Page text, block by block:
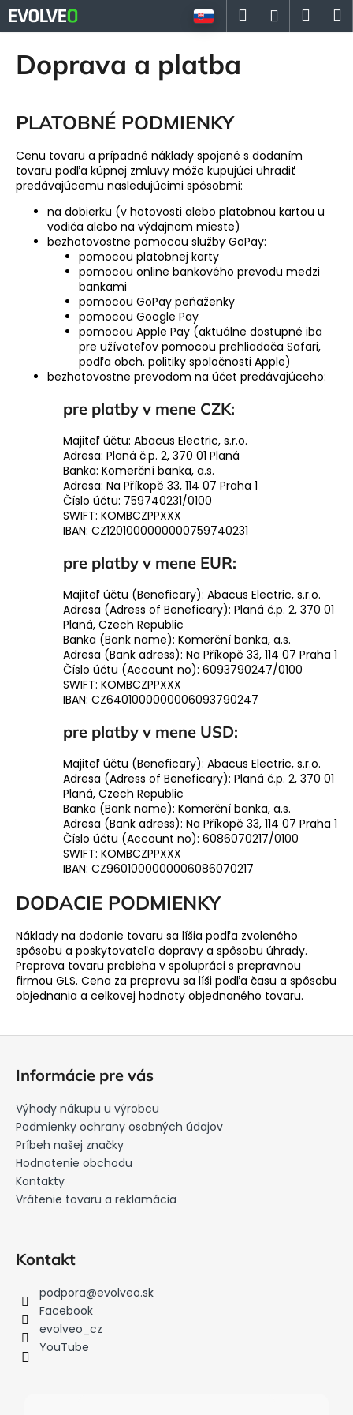
Prejsť
na
obsah
Hľadať
Doprava a platba
PLATOBNÉ PODMIENKY
Cenu tovaru a prípadné náklady spojené s dodaním
tovaru podľa kúpnej zmluvy môže kupujúci uhradiť
predávajúcemu nasledujúcimi spôsobmi:
na dobierku (v hotovosti alebo platobnou kartou u
vodiča alebo na výdajnom mieste)
bezhotovostne pomocou služby GoPay:
pomocou platobnej karty
pomocou online bankového prevodu medzi
bankami
pomocou GoPay peňaženky
pomocou Google Pay
pomocou Apple Pay (aktuálne dostupné iba
pre užívateľov pomocou prehliadača Safari,
podľa obch. politiky spoločnosti Apple)
bezhotovostne prevodom na účet predávajúceho:
pre platby v mene CZK:
Majiteľ účtu: Abacus Electric, s.r.o.
Adresa: Planá č.p. 2, 370 01 Planá
Banka: Komerční banka, a.s.
Adresa: Na Příkopě 33, 114 07 Praha 1
Číslo účtu: 759740231/0100
SWIFT: KOMBCZPPXXX
IBAN: CZ1201000000000759740231
pre platby v mene EUR:
Majiteľ účtu (Beneficary): Abacus Electric, s.r.o.
Adresa (Adress of Beneficary): Planá č.p. 2, 370 01
Planá, Czech Republic
Banka (Bank name): Komerční banka, a.s.
Adresa (Bank adress): Na Příkopě 33, 114 07 Praha 1
Číslo účtu (Account no): 6093790247/0100
SWIFT: KOMBCZPPXXX
IBAN: CZ6401000000006093790247
pre platby v mene USD:
Majiteľ účtu (Beneficary): Abacus Electric, s.r.o.
Adresa (Adress of Beneficary): Planá č.p. 2, 370 01
Planá, Czech Republic
Banka (Bank name): Komerční banka, a.s.
Adresa (Bank adress): Na Příkopě 33, 114 07 Praha 1
Číslo účtu (Account no): 6086070217/0100
SWIFT: KOMBCZPPXXX
IBAN: CZ9601000000006086070217
DODACIE PODMIENKY
Náklady na dodanie tovaru sa líšia podľa zvoleného
spôsobu a poskytovateľa dopravy a spôsobu úhrady.
Preprava tovaru prebieha v spolupráci s prepravnou
firmou GLS. Cena za prepravu sa líši podľa času a spôsobu
objednania a celkovej hodnoty objednaného tovaru.
K
o
Späť
Späť
p
o
t
r
HĽADAŤ
Informácie pre vás
Výhody nákupu u výrobcu
Podmienky ochrany osobných údajov
Príbeh našej značky
Hodnotenie obchodu
Kontakty
Vrátenie tovaru a reklamácia
Kontakt
podpora@evolveo.sk
Facebook
evolveo_cz
YouTube